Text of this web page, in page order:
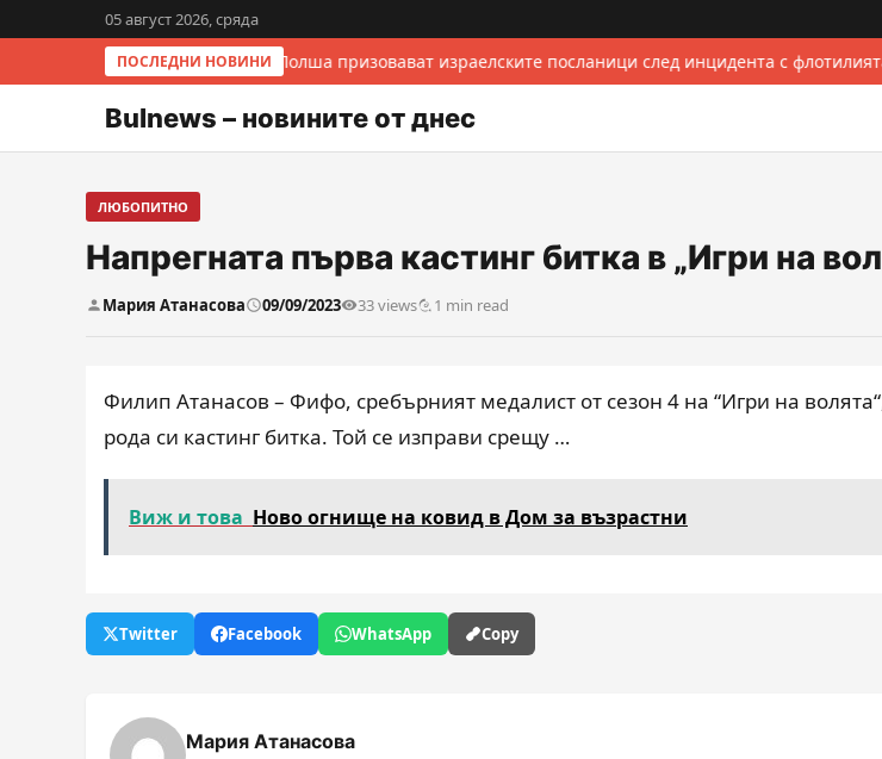
05 август 2026, сряда
ПОСЛЕДНИ НОВИНИ
Италия и Полша призовават израелските посланици след инцидента с
Bulnews – новините от днес
ЛЮБОПИТНО
Напрегната първа кастинг битка в „Игри на
Мария Атанасова 09/09/2023 33 views 1 min read
Филип Атанасов – Фифо, сребърният медалист от сезон 4 на “Игри на
рода си кастинг битка. Той се изправи срещу …
Виж и това Ново огнище на ковид в Дом за възрастни
Twitter Facebook WhatsApp Copy
Мария Атанасова